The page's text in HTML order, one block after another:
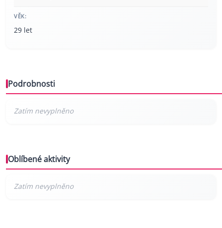
VĚK:
29 let
Podrobnosti
Oblíbené aktivity